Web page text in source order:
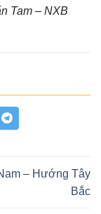
Tam – NXB
– Hướng Tây
Bắc